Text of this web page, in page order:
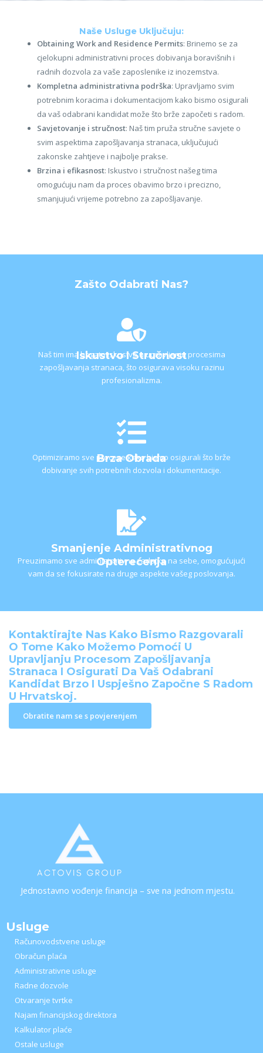
Naše Usluge Uključuju:
Obtaining Work and Residence Permits: Brinemo se za
cjelokupni administrativni proces dobivanja boravišnih i
radnih dozvola za vaše zaposlenike iz inozemstva.
Kompletna administrativna podrška: Upravljamo svim
potrebnim koracima i dokumentacijom kako bismo osigurali
da vaš odabrani kandidat može što brže započeti s radom.
Savjetovanje i stručnost: Naš tim pruža stručne savjete o
svim aspektima zapošljavanja stranaca, uključujući
zakonske zahtjeve i najbolje prakse.
Brzina i efikasnost: Iskustvo i stručnost našeg tima
omogućuju nam da proces obavimo brzo i precizno,
smanjujući vrijeme potrebno za zapošljavanje.
Zašto Odabrati Nas?
Iskustvo I Stručnost
Naš tim ima bogato iskustvo u upravljanju procesima
zapošljavanja stranaca, što osigurava visoku razinu
profesionalizma.
Brza Obrada
Optimiziramo sve procese kako bismo osigurali što brže
dobivanje svih potrebnih dozvola i dokumentacije.
Smanjenje Administrativnog
Opterećenja
Preuzimamo sve administrativne zadatke na sebe, omogućujući
vam da se fokusirate na druge aspekte vašeg poslovanja.
Kontaktirajte Nas Kako Bismo Razgovarali
O Tome Kako Možemo Pomoći U
Upravljanju Procesom Zapošljavanja
Stranaca I Osigurati Da Vaš Odabrani
Kandidat Brzo I Uspješno Započne S Radom
U Hrvatskoj.
Obratite nam se s povjerenjem
Jednostavno vođenje financija – sve na jednom mjestu.
Usluge
Računovodstvene usluge
Obračun plaća
Administrativne usluge
Radne dozvole
Otvaranje tvrtke
Najam financijskog direktora
Kalkulator plaće
Ostale usluge